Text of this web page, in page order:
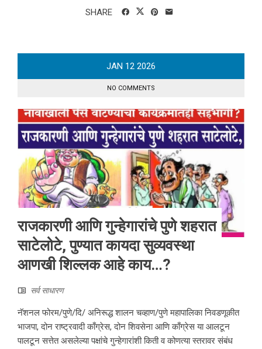
SHARE
JAN 12 2026
NO COMMENTS
राजकारणी आणि गुन्हेगारांचे पुणे शहरात
साटेलोटे, पुण्यात कायदा सुव्यवस्था
आणखी शिल्लक आहे काय…?
सर्व साधारण
नॅशनल फोरम/पुणे/दि/ अनिरूद्ध शालन चव्हाण/पुणे महापालिका निवडणूकीत
भाजपा, दोन राष्ट्रवादी काँग्रेस, दोन शिवसेना आणि काँग्रेस या आलटून
पालटून सत्तेत असलेल्या पक्षांचे गुन्हेगारांशी किती व कोणत्या स्तरावर संबंध